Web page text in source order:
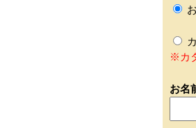
※カ
お名